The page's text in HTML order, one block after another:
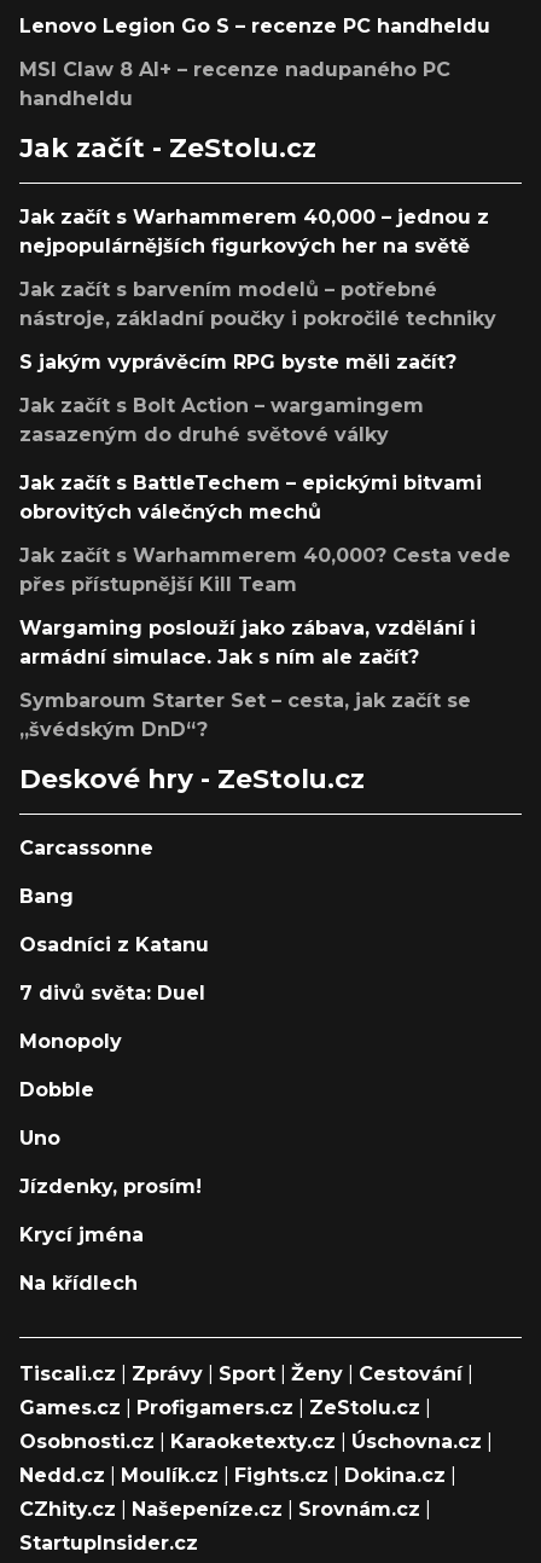
Lenovo Legion Go S – recenze PC handheldu
MSI Claw 8 AI+ – recenze nadupaného PC
handheldu
Jak začít - ZeStolu.cz
Jak začít s Warhammerem 40,000 – jednou z
nejpopulárnějších figurkových her na světě
Jak začít s barvením modelů – potřebné
nástroje, základní poučky i pokročilé techniky
S jakým vyprávěcím RPG byste měli začít?
Jak začít s Bolt Action – wargamingem
zasazeným do druhé světové války
Jak začít s BattleTechem – epickými bitvami
obrovitých válečných mechů
Jak začít s Warhammerem 40,000? Cesta vede
přes přístupnější Kill Team
Wargaming poslouží jako zábava, vzdělání i
armádní simulace. Jak s ním ale začít?
Symbaroum Starter Set – cesta, jak začít se
„švédským DnD“?
Deskové hry - ZeStolu.cz
Carcassonne
Bang
Osadníci z Katanu
7 divů světa: Duel
Monopoly
Dobble
Uno
Jízdenky, prosím!
Krycí jména
Na křídlech
Tiscali.cz Zprávy Sport Ženy Cestování|
Games.cz
Profigamers.cz ZeStolu.cz
Osobnosti.cz
Karaoketexty.cz Úschovna.cz
Nedd.cz
Moulík.cz Fights.cz Dokina.cz
CZhity.cz
Našepeníze.cz Srovnám.cz
StartupInsider.cz